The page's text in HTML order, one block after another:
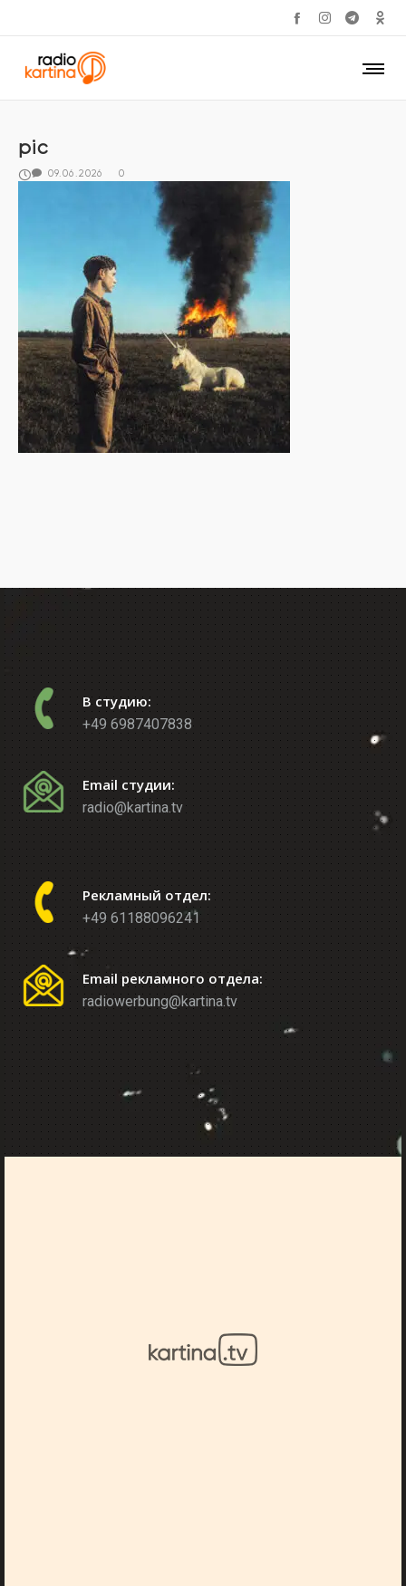
pic
09.06.2026 0
В студию:
+49 6987407838
Email студии:
radio@kartina.tv
Рекламный отдел:
+49 61188096241
Email рекламного отдела:
radiowerbung@kartina.tv